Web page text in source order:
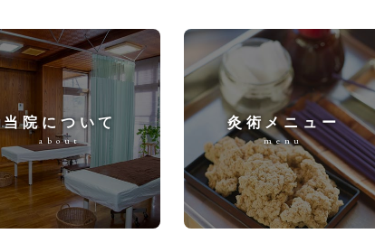
当院について
about
灸術メニュー
menu